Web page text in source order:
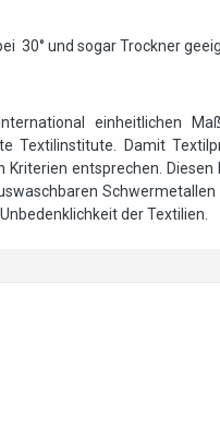
30° und sogar Trockner
einheitlichen
Textilinstitute. Damit
entsprechen.
Schwermetallen
der Textilien.